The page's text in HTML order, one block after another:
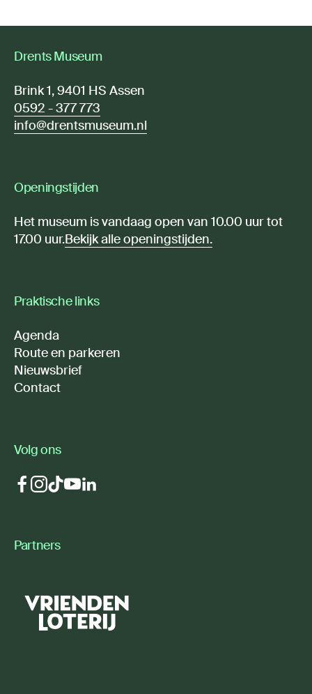
Drents Museum
Brink 1, 9401 HS Assen
0592 - 377 773
info@drentsmuseum.nl
Openingstijden
Het museum is vandaag open van 10.00 uur tot
17.00 uur.Bekijk alle openingstijden.
Praktische links
Agenda
Route en parkeren
Nieuwsbrief
Contact
Volg ons
Partners